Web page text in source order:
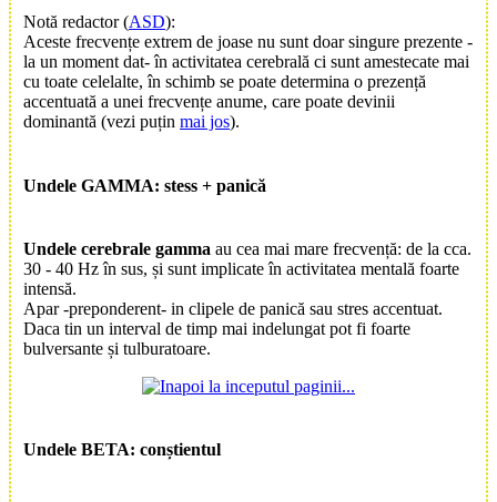
Notă redactor (ASD):
Aceste frecvențe extrem de joase nu sunt doar singure prezente -
la un moment dat- în activitatea cerebrală ci sunt amestecate mai
cu toate celelalte, în schimb se poate determina o prezență
accentuată a unei frecvențe anume, care poate devinii
dominantă (vezi puțin mai jos).
Undele GAMMA: stess + panică
Undele cerebrale gamma au cea mai mare frecvență: de la cca.
30 - 40 Hz în sus, și sunt implicate în activitatea mentală foarte
intensă.
Apar -preponderent- in clipele de panică sau stres accentuat.
Daca tin un interval de timp mai indelungat pot fi foarte
bulversante și tulburatoare.
Undele BETA: conștientul